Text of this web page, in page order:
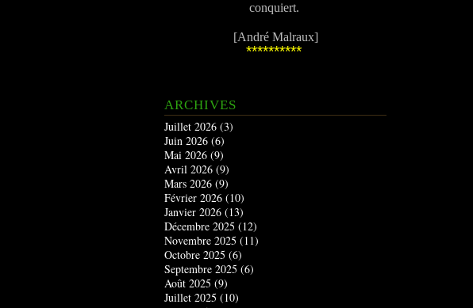
conquiert.
[André Malraux]
**********
ARCHIVES
Juillet 2026 (3)
Juin 2026 (6)
Mai 2026 (9)
Avril 2026 (9)
Mars 2026 (9)
Février 2026 (10)
Janvier 2026 (13)
Décembre 2025 (12)
Novembre 2025 (11)
Octobre 2025 (6)
Septembre 2025 (6)
Août 2025 (9)
Juillet 2025 (10)